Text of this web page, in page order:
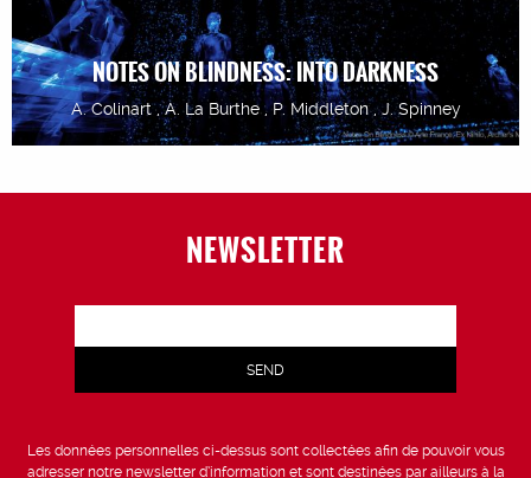
NOTES ON BLINDNESS: INTO DARKNESS
A. Colinart , A. La Burthe , P. Middleton , J. Spinney
NEWSLETTER
Les données personnelles ci-dessus sont collectées afin de pouvoir vous
adresser notre newsletter d’information et sont destinées par ailleurs à la